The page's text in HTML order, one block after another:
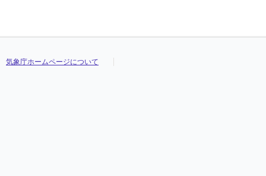
気象庁ホームページについて